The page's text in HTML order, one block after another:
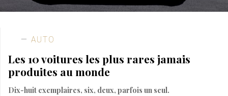
AUTO
Les 10 voitures les plus rares jamais
produites au monde
Dix-huit exemplaires, six, deux, parfois un seul.